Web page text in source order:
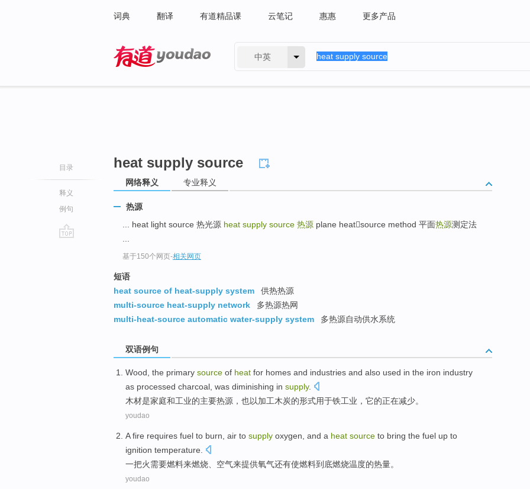
词典 翻译 有道精品课 云笔记 惠惠 更多产品
中英
目录
释义
例句
heat supply source
网络释义 专业释义
热源
... heat light source 热光源 heat supply source 热源 plane heatsource method 平面热源测定法
基于150个网页-相关网页
短语
heat source of heat-supply system
供热热源
multi-source heat-supply network
多热源热网
multi-heat-source automatic water-supply system
多热源自动供水系统
双语例句
Wood, the primary source of heat for homes and industries and also used in the iron industry
as processed charcoal, was diminishing in supply.
木材是家庭和工业的主要热源 ， 也以加工木炭的形式用于铁工业 ，它的正在减少。
youdao
A fire requires fuel to burn air to supply oxygen and a heat source to bring the fuel up to
ignition temperature
一把火需要燃料来燃烧 空气来提供氧气还有使燃料到底燃烧温度的热量。
youdao